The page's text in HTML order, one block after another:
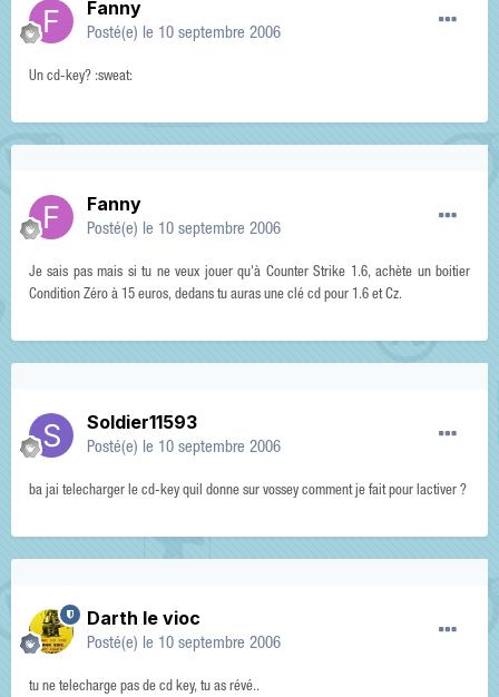
Fanny
Posté(e) le 10 septembre 2006
Un cd-key? :sweat:
Fanny
Posté(e) le 10 septembre 2006
Je sais pas mais si tu ne veux jouer qu'à Counter Strike 1.6, achète un boitier
Condition Zéro à 15 euros, dedans tu auras une clé cd pour 1.6 et Cz.
Soldier11593
Posté(e) le 10 septembre 2006
ba jai telecharger le cd-key quil donne sur vossey comment je fait pour lactiver ?
Darth le vioc
Posté(e) le 10 septembre 2006
tu ne telecharge pas de cd key, tu as révé..